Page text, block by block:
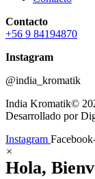
Contacto
+56 9 84194870
Instagram
@india_kromatik
India Kromatik©
Desarrollado por
Instagram
×
Hola,